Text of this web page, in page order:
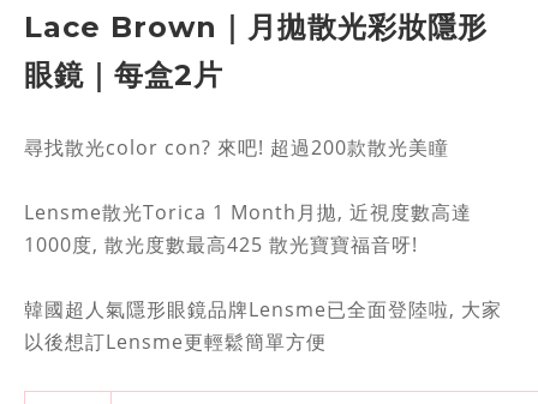
Lace Brown｜月拋散光彩妝隱形
眼鏡｜每盒2片
尋找散光color con? 來吧! 超過200款散光美瞳
Lensme散光Torica 1 Month月拋, 近視度數高達
1000度, 散光度數最高425 散光寶寶福音呀!
韓國超人氣隱形眼鏡品牌Lensme已全面登陸啦, 大家
以後想訂Lensme更輕鬆簡單方便